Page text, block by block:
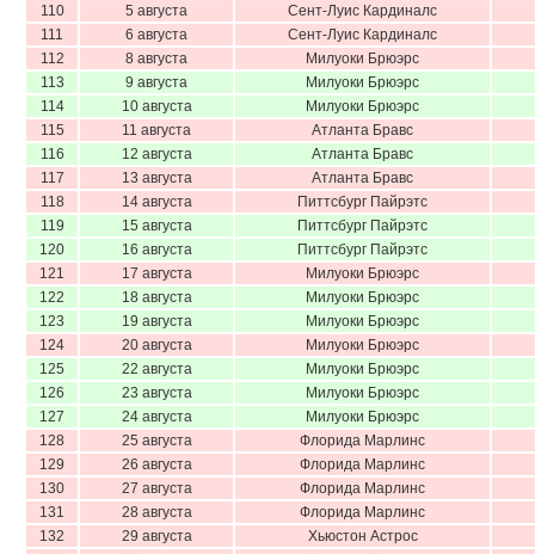
110
5 августа
Сент-Луис Кардиналс
111
6 августа
Сент-Луис Кардиналс
112
8 августа
Милуоки Брюэрс
113
9 августа
Милуоки Брюэрс
114
10 августа
Милуоки Брюэрс
115
11 августа
Атланта Бравс
116
12 августа
Атланта Бравс
117
13 августа
Атланта Бравс
118
14 августа
Питтсбург Пайрэтс
119
15 августа
Питтсбург Пайрэтс
120
16 августа
Питтсбург Пайрэтс
121
17 августа
Милуоки Брюэрс
122
18 августа
Милуоки Брюэрс
123
19 августа
Милуоки Брюэрс
124
20 августа
Милуоки Брюэрс
125
22 августа
Милуоки Брюэрс
126
23 августа
Милуоки Брюэрс
127
24 августа
Милуоки Брюэрс
128
25 августа
Флорида Марлинс
129
26 августа
Флорида Марлинс
130
27 августа
Флорида Марлинс
131
28 августа
Флорида Марлинс
132
29 августа
Хьюстон Астрос